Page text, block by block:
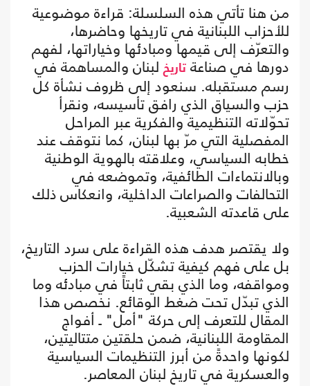
من هنا تأتي هذه السلسلة: قراءة موضوعية
للأحزاب اللبنانية في تاريخها وحاضرها،
والتعرّف إلى قيمها ومبادئها وخياراتها، لفهم
دورها في صناعة تاريخلبنان والمساهمة في
رسم مستقبله. سنعود إلى ظروف نشأة كل
حزب والسياق الذي رافق تأسيسه، ونقرأ
تحوّلاته التنظيمية والفكرية عبر المراحل
المفصلية التي مرّ بها لبنان، كما نتوقف عند
خطابه السياسي، وعلاقته بالهوية الوطنية
وبالانتماءات الطائفية، وتموضعه في
التحالفات والصراعات الداخلية، وانعكاس ذلك
على قاعدته الشعبية.
ولا يقتصر هدف هذه القراءة على سرد التاريخ،
بل على فهم كيفية تشكّل خيارات الحزب
ومواقفه، وما الذي بقي ثابتاً في مبادئه وما
الذي تبدّل تحت ضغط الوقائع. نخصص هذا
المقال للتعرف إلى حركة "أمل" ـ أفواج
المقاومة اللبنانية، ضمن حلقتين متتاليتين،
لكونها واحدةً من أبرز التنظيمات السياسية
والعسكرية في تاريخ لبنان المعاصر.